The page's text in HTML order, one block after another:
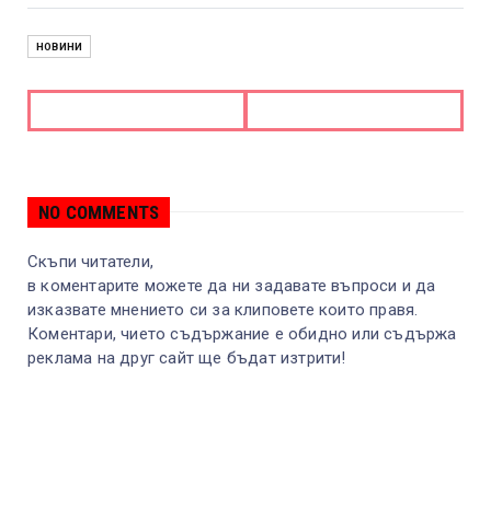
НОВИНИ
NO COMMENTS
Скъпи читатели,
в коментарите можете да ни задавате въпроси и да
изказвате мнението си за клиповете които правя.
Коментари, чието съдържание е обидно или съдържа
реклама на друг сайт ще бъдат изтрити!